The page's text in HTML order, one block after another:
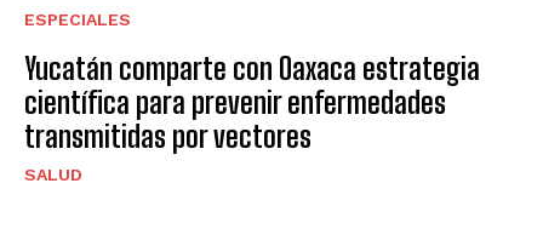
ESPECIALES
Yucatán comparte con Oaxaca estrategia
científica para prevenir enfermedades
transmitidas por vectores
SALUD